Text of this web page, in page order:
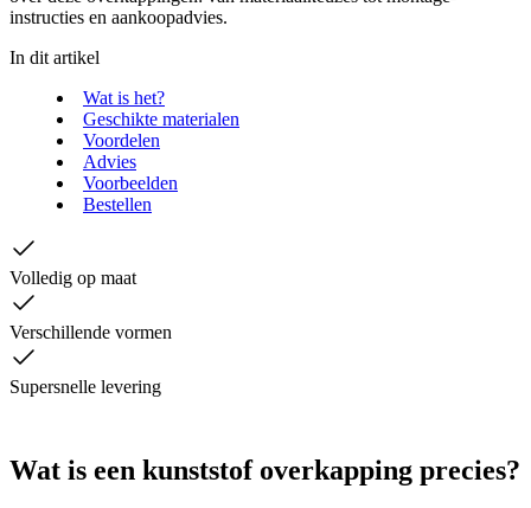
instructies en aankoopadvies.
In dit artikel
Wat is het?
Geschikte materialen
Voordelen
Advies
Voorbeelden
Bestellen
Volledig op maat
Verschillende vormen
Supersnelle levering
Wat is een kunststof overkapping precies?